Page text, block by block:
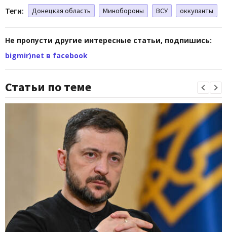
Теги: Донецкая область Минобороны ВСУ оккупанты
Не пропусти другие интересные статьи, подпишись:
bigmir)net в facebook
Статьи по теме